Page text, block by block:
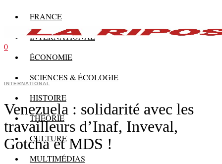
FRANCE
INTERNATIONAL
ÉCONOMIE
SCIENCES & ÉCOLOGIE
HISTOIRE
THÉORIE
CULTURE
MULTIMÉDIAS
0
INTERNATIONAL
Venezuela : solidarité avec les
travailleurs d’Inaf, Inveval,
Gotcha et MDS !